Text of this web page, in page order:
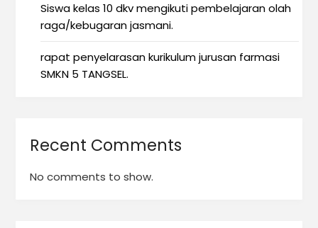
Siswa kelas 10 dkv mengikuti pembelajaran olah
raga/kebugaran jasmani.
rapat penyelarasan kurikulum jurusan farmasi
SMKN 5 TANGSEL.
Recent Comments
No comments to show.